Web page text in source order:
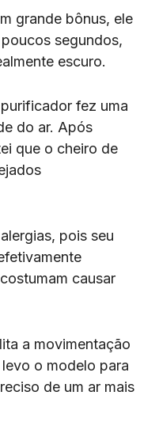
grande bônus, ele
segundos,
escuro.
fez uma
do ar. Após
que o cheiro de
pois seu
causar
a movimentação
o modelo para
de um ar mais